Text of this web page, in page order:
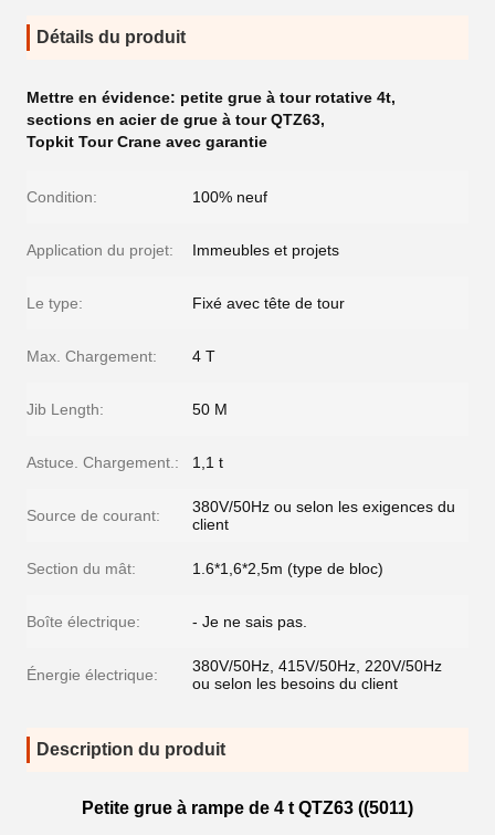
Détails du produit
Mettre en évidence: petite grue à tour rotative 4t,
sections en acier de grue à tour QTZ63,
Topkit Tour Crane avec garantie
Condition: 100% neuf
Application du projet: Immeubles et projets
Le type: Fixé avec tête de tour
Max. Chargement: 4 T
Jib Length: 50 M
Astuce. Chargement.: 1,1 t
Source de courant:
380V/50Hz ou selon les exigences du
client
Section du mât: 1.6*1,6*2,5m (type de bloc)
Boîte électrique: - Je ne sais pas.
Énergie électrique:
380V/50Hz, 415V/50Hz, 220V/50Hz
ou selon les besoins du client
Description du produit
Petite grue à rampe de 4 t QTZ63 ((5011)